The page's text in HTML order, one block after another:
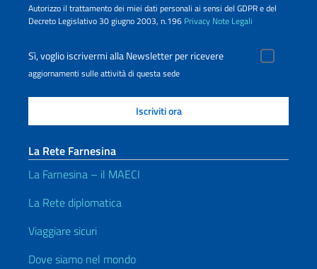
Autorizzo il trattamento dei miei dati personali ai sensi del GDPR e del
Decreto Legislativo 30 giugno 2003, n.196 Privacy Note Legali
Sì, voglio iscrivermi alla Newsletter per ricevere
aggiornamenti sulle attività di questa sede
La Rete Farnesina
La Farnesina – il MAECI
La Rete diplomatica
Viaggiare sicuri
Dove siamo nel mondo